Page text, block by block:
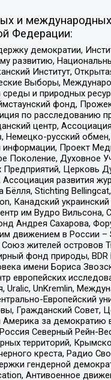
и
Федерации:
демократии,
развитию,
Институт,
Выборы,
и природных
фонд,
по расследованию
центр,
Немецко-русский
Проект
Поколение, Духовное
Предприятий, Церковь
развития
Stichting
Канадский
им Вудро Вильсона,
Андрея Сахарова,
движением в России –
жителей островов
фонд природы,
имени Бориса
европейских
Uralic, UnKremlin,
Европейский
Гражданский Совет,
за демократию
Северный Рейн-
территорий,
креста, Радио
гендерной
Антивоенное